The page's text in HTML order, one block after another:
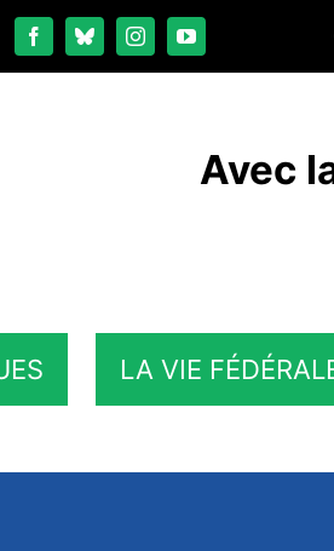
Avec
LA VIE